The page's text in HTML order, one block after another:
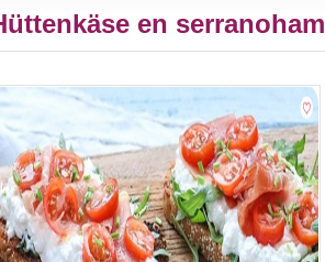
en serranoham